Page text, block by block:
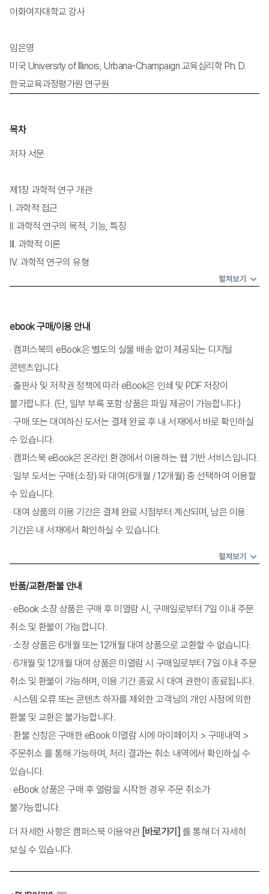
이화여자대학교 강사
임은영
미국 University of Illinois, Urbana-Champaign 교육심리학 Ph. D.
한국교육과정평가원 연구원
목차
저자 서문
제1장 과학적 연구 개관
I. 과학적 접근
II. 과학적 연구의 목적, 기능, 특징
III. 과학적 이론
IV. 과학적 연구의 유형
제2장 연구 절차
I. 과학적 연구 절차 개관
II. 연구문제와 가설
III. 문헌 탐색
IV. 표본 추출
V. 연구계획서
VI. 연구윤리
핵심개념
제3장 측정과 검사
I. 측정
II. 검사
V. 검사의 양호도 분석
VI. 심리검사의 종류
VII. 심리측정학의 최근 동향
VIII. 심리검사 개발 및 사용 시 고려사항
핵심개념
제4장 양적 연구
I. 설문지법
II. 사회측정법
III. 의미변별법
IV. Q 기법
V. 메타분석
VI. 빅데이터 분석
펼쳐보기
ebook 구매/이용 안내
· 캠퍼스북의 eBook은 별도의 실물 배송 없이 제공되는 디지털
콘텐츠입니다.
· 출판사 및 저작권 정책에 따라 eBook은 인쇄 및 PDF 저장이
불가합니다. (단, 일부 부록 포함 상품은 파일 제공이 가능합니다.)
· 구매 또는 대여하신 도서는 결제 완료 후 내 서재에서 바로 확인하실
수 있습니다.
· 캠퍼스북 eBook은 온라인 환경에서 이용하는 웹 기반 서비스입니다.
· 일부 도서는 구매(소장) 와 대여(6개월 / 12개월) 중 선택하여 이용할
수 있습니다.
· 대여 상품의 이용 기간은 결제 완료 시점부터 계산되며, 남은 이용
기간은 내 서재에서 확인하실 수 있습니다.
펼쳐보기
반품/교환/환불 안내
· eBook 소장 상품은 구매 후 미열람 시, 구매일로부터 7일 이내 주문
취소 및 환불이 가능합니다.
· 소장 상품은 6개월 또는 12개월 대여 상품으로 교환할 수 없습니다.
· 6개월 및 12개월 대여 상품은 미열람 시 구매일로부터 7일 이내 주문
취소 및 환불이 가능하며, 이용 기간 종료 시 대여 권한이 종료됩니다.
· 시스템 오류 또는 콘텐츠 하자를 제외한 고객님의 개인 사정에 의한
환불 및 교환은 불가능합니다.
· 환불 신청은 구매한 eBook 미열람 시에 마이페이지 > 구매내역 >
주문취소 를 통해 가능하며, 처리 결과는 취소 내역에서 확인하실 수
있습니다.
· eBook 상품은 구매 후 열람을 시작한 경우 주문 취소가
불가능합니다.
더 자세한 사항은 캠퍼스북 이용약관 [바로가기]를 통해 더 자세히
보실 수 있습니다.